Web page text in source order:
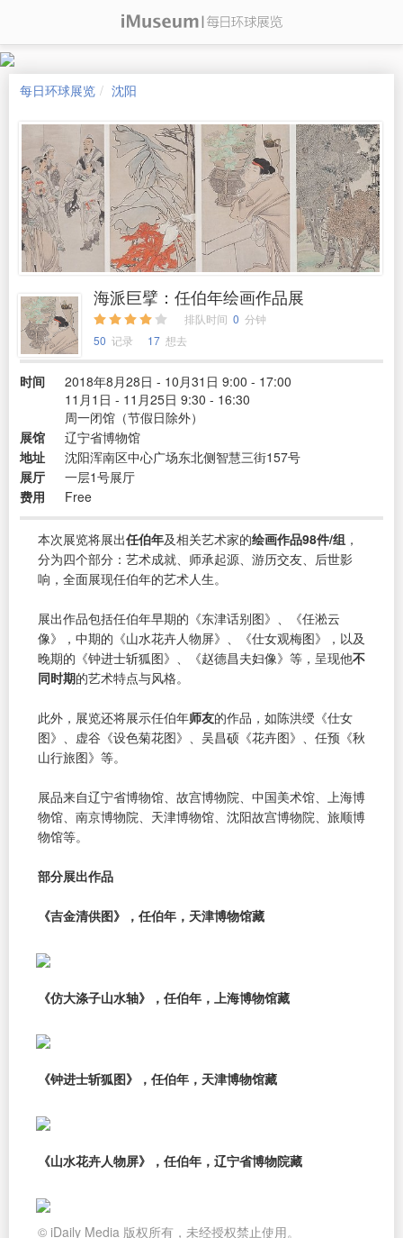
每日环球展览 沈阳
海派巨擘：任伯年绘画作品展
排队时间 0 分钟
50 记录 17 想去
时间
2018年8月28日 - 10月31日 9:00 - 17:00
11月1日 - 11月25日 9:30 - 16:30
周一闭馆（节假日除外）
展馆
辽宁省博物馆
地址
沈阳浑南区中心广场东北侧智慧三街157号
展厅
一层1号展厅
费用
Free
本次展览将展出任伯年及相关艺术家的绘画作品98件/组 ，
分为四个部分：艺术成就、师承起源、游历交友、后世影
响，全面展现任伯年的艺术人生。
展出作品包括任伯年早期的《东津话别图》、《任淞云
像》，中期的《山水花卉人物屏》、《仕女观梅图》，以及
晚期的《钟进士斩狐图》、《赵德昌夫妇像》等，呈现他不
同时期的艺术特点与风格。
此外，展览还将展示任伯年师友的作品，如陈洪绶《仕女
图》、虚谷《设色菊花图》、吴昌硕《花卉图》、任预《秋
山行旅图》等。
展品来自辽宁省博物馆、故宫博物院、中国美术馆、上海博
物馆、南京博物院、天津博物馆、沈阳故宫博物院、旅顺博
物馆等。
部分展出作品
《吉金清供图》，任伯年，天津博物馆藏
《仿大涤子山水轴》，任伯年，上海博物馆藏
《钟进士斩狐图》，任伯年，天津博物馆藏
《山水花卉人物屏》，任伯年，辽宁省博物院藏
© iDaily Media 版权所有，未经授权禁止使用。